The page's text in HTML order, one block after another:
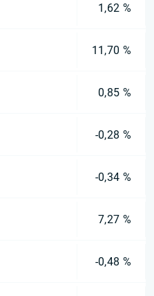
1,62 %
11,70 %
0,85 %
-0,28 %
-0,34 %
7,27 %
-0,48 %